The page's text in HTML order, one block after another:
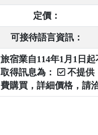
定價：
可接待語言資訊：
旅宿業自114年1月1日
取得訊息為：
不提供
費購買，詳細價格，請